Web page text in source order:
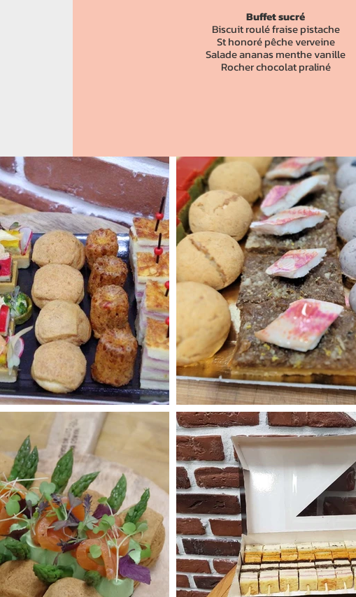
Buffet sucré
Biscuit roulé fraise pistache
St honoré pêche verveine
Salade ananas menthe vanille
Rocher chocolat praliné